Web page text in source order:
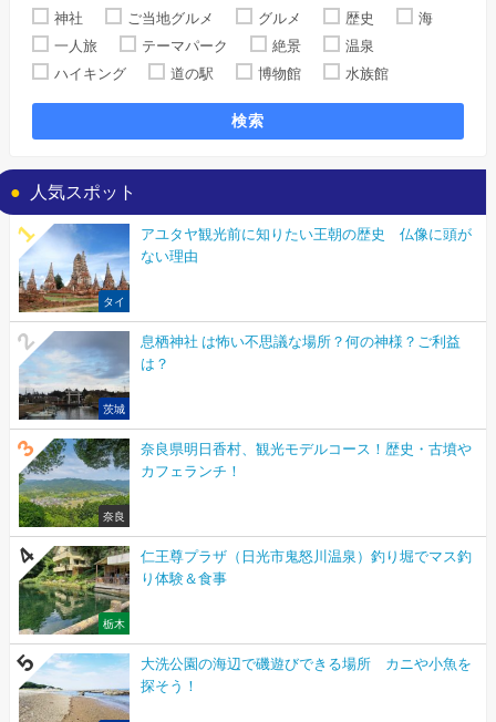
神社
ご当地グルメ グルメ 歴史
海
一人旅
テーマパーク 絶景
温泉
ハイキング
道の駅 博物館 水族館
検索
人気スポット
タイ
アユタヤ観光前に知りたい王朝の歴史 仏像に頭が
ない理由
茨城
息栖神社 は怖い不思議な場所？何の神様？ご利益
は？
奈良
奈良県明日香村、観光モデルコース！歴史・古墳や
カフェランチ！
栃木
仁王尊プラザ（日光市鬼怒川温泉）釣り堀でマス釣
り体験＆食事
大洗公園の海辺で磯遊びできる場所 カニや小魚を
探そう！